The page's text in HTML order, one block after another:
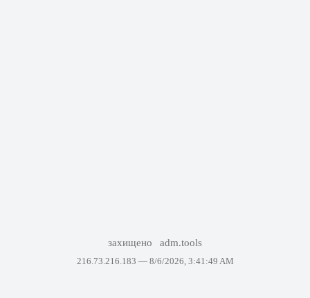
захищено adm.tools
216.73.216.183 — 8/6/2026, 3:41:49 AM